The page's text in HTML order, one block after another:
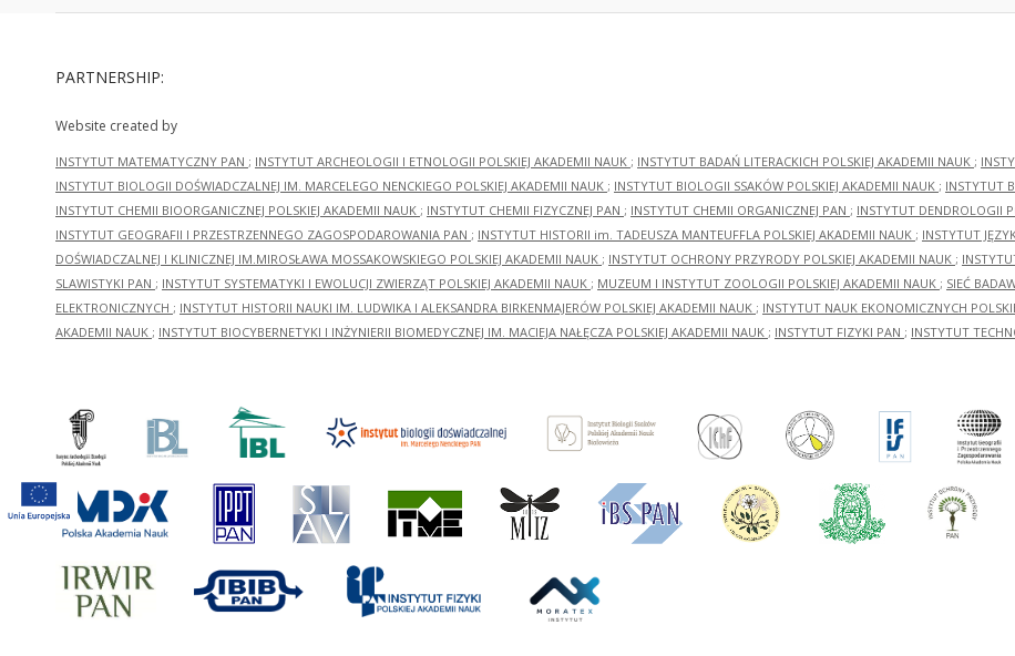
PARTNERSHIP:
Website created by
INSTYTUT MATEMATYCZNY PAN ; INSTYTUT ARCHEOLOGII I ETNOLOGII POLSKIEJ AKADEMII NAUK ; INSTYTUT BADAŃ LITERACKICH POLSKIEJ AKADEMII NAUK ;
INSTYTUT BIOLOGII DOŚWIADCZALNEJ IM. MARCELEGO NENCKIEGO POLSKIEJ AKADEMII NAUK ; INSTYTUT BIOLOGII SSAKÓW POLSKIEJ AKADEMII NAUK ; INSTYTUT
INSTYTUT CHEMII BIOORGANICZNEJ POLSKIEJ AKADEMII NAUK ; INSTYTUT CHEMII FIZYCZNEJ PAN ; INSTYTUT CHEMII ORGANICZNEJ PAN ; INSTYTUT DENDROLOGII
INSTYTUT GEOGRAFII I PRZESTRZENNEGO ZAGOSPODAROWANIA PAN ; INSTYTUT HISTORII im. TADEUSZA MANTEUFFLA POLSKIEJ AKADEMII NAUK ; INSTYTUT
DOŚWIADCZALNEJ I KLINICZNEJ IM.MIROSŁAWA MOSSAKOWSKIEGO POLSKIEJ AKADEMII NAUK ; INSTYTUT OCHRONY PRZYRODY POLSKIEJ AKADEMII NAUK ;
SLAWISTYKI PAN ; INSTYTUT SYSTEMATYKI I EWOLUCJI ZWIERZĄT POLSKIEJ AKADEMII NAUK ; MUZEUM I INSTYTUT ZOOLOGII POLSKIEJ AKADEMII NAUK ; SIEĆ
ELEKTRONICZNYCH ; INSTYTUT HISTORII NAUKI IM. LUDWIKA I ALEKSANDRA BIRKENMAJERÓW POLSKIEJ AKADEMII NAUK ; INSTYTUT NAUK EKONOMICZNYCH
AKADEMII NAUK ; INSTYTUT BIOCYBERNETYKI I INŻYNIERII BIOMEDYCZNEJ IM. MACIEJA NAŁĘCZA POLSKIEJ AKADEMII NAUK ; INSTYTUT FIZYKI PAN ; INSTYTUT